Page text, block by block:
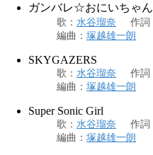
ガンバレ☆おにいちゃん
歌 ： 水谷瑠奈 作詞
編曲 ： 塚越雄一朗
SKYGAZERS
歌 ： 水谷瑠奈 作詞
編曲 ： 塚越雄一朗
Super Sonic Girl
歌 ： 水谷瑠奈 作詞
編曲 ： 塚越雄一朗